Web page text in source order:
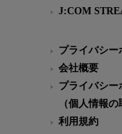
J:COM
プライバシー
会社概要
プライバシー
（個人情報
利用規約